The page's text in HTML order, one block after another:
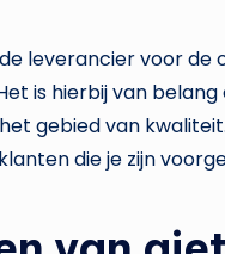
leverancier voor de
is hierbij van
gebied van
die je zijn